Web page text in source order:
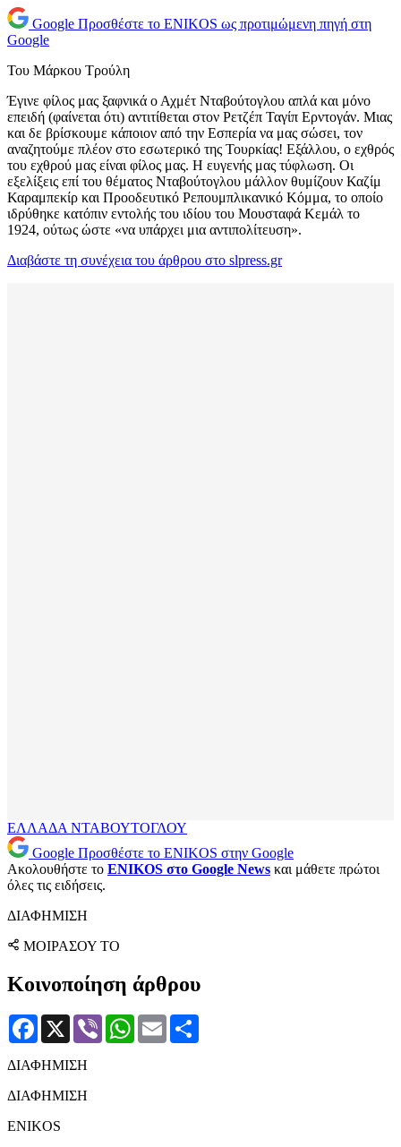
Google Προσθέστε το ENIKOS ως προτιμώμενη πηγή στη
Google
Του Μάρκου Τρούλη
Έγινε φίλος μας ξαφνικά ο Αχμέτ Νταβούτογλου απλά και μόνο
επειδή (φαίνεται ότι) αντιτίθεται στον Ρετζέπ Ταγίπ Ερντογάν. Μιας
και δε βρίσκουμε κάποιον από την Εσπερία να μας σώσει, τον
αναζητούμε πλέον στο εσωτερικό της Τουρκίας! Εξάλλου, ο εχθρός
του εχθρού μας είναι φίλος μας. Η ευγενής μας τύφλωση. Οι
εξελίξεις επί του θέματος Νταβούτογλου μάλλον θυμίζουν Καζίμ
Καραμπεκίρ και Προοδευτικό Ρεπουμπλικανικό Κόμμα, το οποίο
ιδρύθηκε κατόπιν εντολής του ιδίου του Μουσταφά Κεμάλ το
1924, ούτως ώστε «να υπάρχει μια αντιπολίτευση».
Διαβάστε τη συνέχεια του άρθρου στο slpress.gr
ΕΛΛΑΔΑ ΝΤΑΒΟΥΤΟΓΛΟΥ
Google Προσθέστε το ENIKOS στην Google
Ακολουθήστε το ENIKOS στο Google News και μάθετε πρώτοι
όλες τις ειδήσεις.
ΔΙΑΦΗΜΙΣΗ
ΜΟΙΡΑΣΟΥ ΤΟ
Κοινοποίηση άρθρου
Facebook
X Viber WhatsApp
Email
ΔΙΑΦΗΜΙΣΗ
ΔΙΑΦΗΜΙΣΗ
ENIKOS